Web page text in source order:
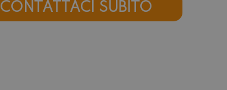
CONTATTACI SUBITO